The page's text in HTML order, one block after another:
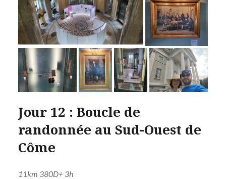
Jour 12 : Boucle de
randonnée au Sud-Ouest de
Côme
11km 380D+ 3h